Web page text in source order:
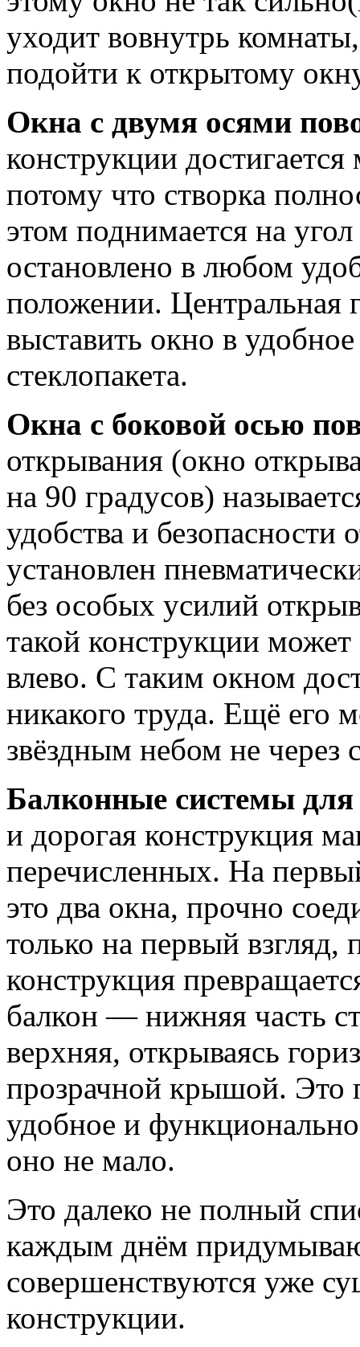
уходит вовнутрь
подойти к открытому
Окна с двумя осями
конструкции
потому что створка
этом поднимается на
остановлено в любом
положении. Центральная
выставить окно в
стеклопакета.
Окна с боковой осью
открывания (окно
на 90 градусов)
удобства и безопасности
установлен
без особых усилий
такой конструкции может
влево. С таким окном
никакого труда. Ещё его
звёздным небом не через
Балконные системы для
и дорогая конструкция
перечисленных. На
это два окна, прочно
только на первый
конструкция
балкон — нижняя часть
верхняя, открываясь
прозрачной крышой. Это
удобное и
оно не мало.
Это далеко не полный
каждым днём
совершенствуются уже
конструкции.